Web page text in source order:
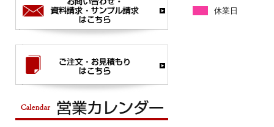
休業日